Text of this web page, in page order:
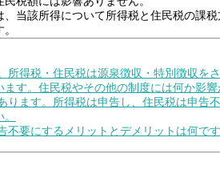
当該所得について所得税と住民税の課
得税・住民税は源泉徴収・特別徴収を
す。住民税やその他の制度には何か影響
ます。所得税は申告し、住民税は申告
要にするメリットとデメリットは何で